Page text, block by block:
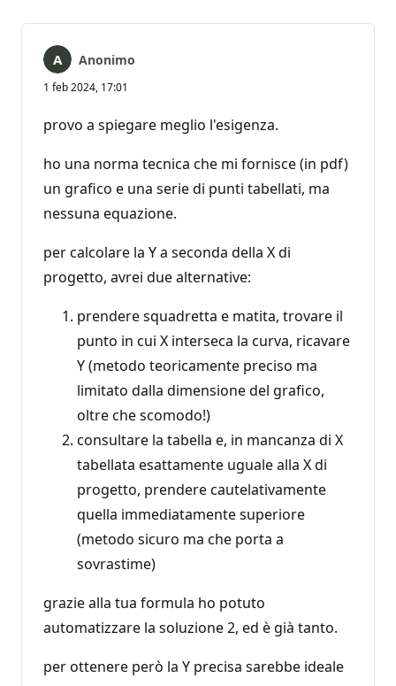
Anonimo
1 feb 2024, 17:01
provo a spiegare meglio l'esigenza.
ho una norma tecnica che mi fornisce (in pdf)
un grafico e una serie di punti tabellati, ma
nessuna equazione.
per calcolare la Y a seconda della X di
progetto, avrei due alternative:
prendere squadretta e matita, trovare il
punto in cui X interseca la curva, ricavare
Y (metodo teoricamente preciso ma
limitato dalla dimensione del grafico,
oltre che scomodo!)
consultare la tabella e, in mancanza di X
tabellata esattamente uguale alla X di
progetto, prendere cautelativamente
quella immediatamente superiore
(metodo sicuro ma che porta a
sovrastime)
grazie alla tua formula ho potuto
automatizzare la soluzione 2, ed è già tanto.
per ottenere però la Y precisa sarebbe ideale